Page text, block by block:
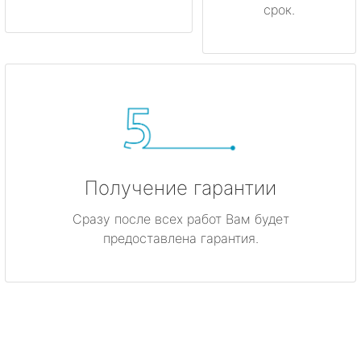
срок.
Получение гарантии
Сразу после всех работ Вам будет
предоставлена гарантия.